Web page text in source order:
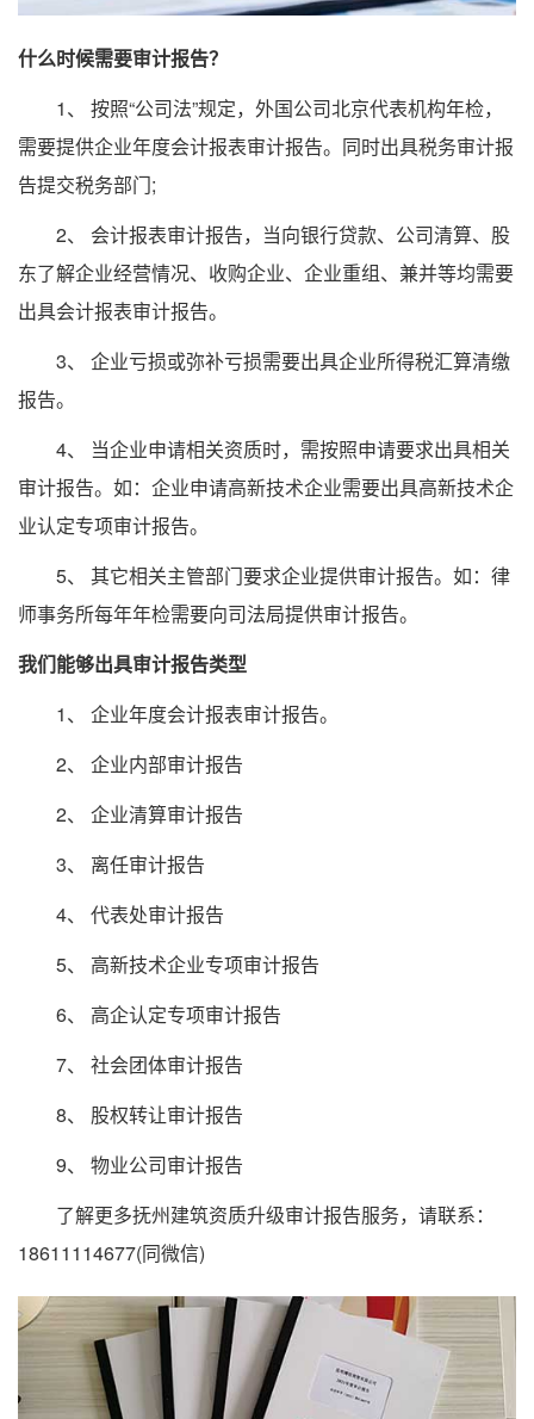
什么时候需要审计报告？
1、 按照“公司法”规定，外国公司北京代表机构年检，
需要提供企业年度会计报表审计报告。同时出具税务审计报
告提交税务部门;
2、 会计报表审计报告，当向银行贷款、公司清算、股
东了解企业经营情况、收购企业、企业重组、兼并等均需要
出具会计报表审计报告。
3、 企业亏损或弥补亏损需要出具企业所得税汇算清缴
报告。
4、 当企业申请相关资质时，需按照申请要求出具相关
审计报告。如：企业申请高新技术企业需要出具高新技术企
业认定专项审计报告。
5、 其它相关主管部门要求企业提供审计报告。如：律
师事务所每年年检需要向司法局提供审计报告。
我们能够出具审计报告类型
1、 企业年度会计报表审计报告。
2、 企业内部审计报告
2、 企业清算审计报告
3、 离任审计报告
4、 代表处审计报告
5、 高新技术企业专项审计报告
6、 高企认定专项审计报告
7、 社会团体审计报告
8、 股权转让审计报告
9、 物业公司审计报告
了解更多抚州建筑资质升级审计报告服务，请联系：
18611114677(同微信)